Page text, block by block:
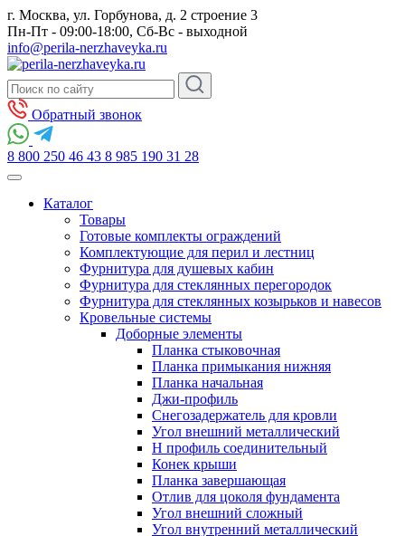
г. Москва, ул. Горбунова, д. 2 строение 3
Пн-Пт - 09:00-18:00, Сб-Вс - выходной
info@perila-nerzhaveyka.ru
Обратный звонок
8 800 250 46 43 8 985 190 31 28
Каталог
Товары
Готовые комплекты ограждений
Комплектующие для перил и лестниц
Фурнитура для душевых кабин
Фурнитура для стеклянных перегородок
Фурнитура для стеклянных козырьков и навесов
Кровельные системы
Доборные элементы
Планка стыковочная
Планка примыкания нижняя
Планка начальная
Джи-профиль
Снегозадержатель для кровли
Угол внешний металлический
Н профиль соединительный
Конек крыши
Планка завершающая
Отлив для цоколя фундамента
Угол внешний сложный
Угол внутренний металлический